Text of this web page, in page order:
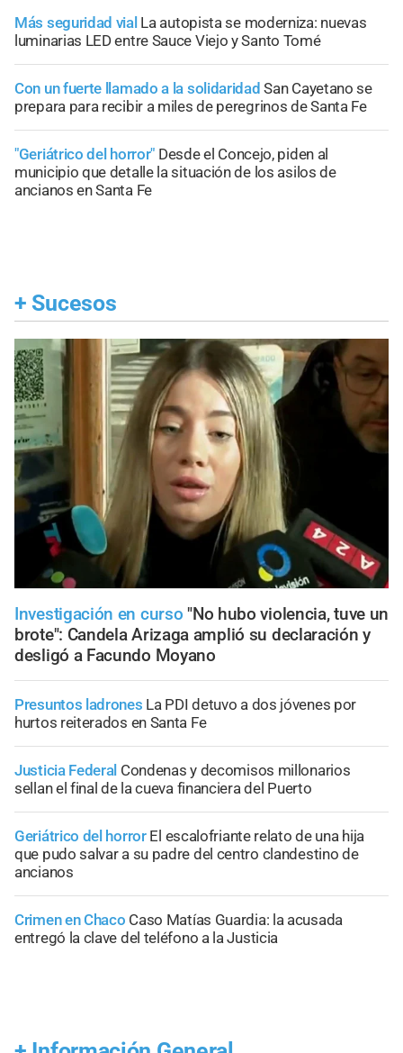
Más seguridad vial La autopista se moderniza: nuevas
luminarias LED entre Sauce Viejo y Santo Tomé
Con un fuerte llamado a la solidaridad San Cayetano se
prepara para recibir a miles de peregrinos de Santa Fe
"Geriátrico del horror" Desde el Concejo, piden al
municipio que detalle la situación de los asilos de
ancianos en Santa Fe
+ Sucesos
Investigación en curso "No hubo violencia, tuve un
brote": Candela Arizaga amplió su declaración y
desligó a Facundo Moyano
Presuntos ladrones La PDI detuvo a dos jóvenes por
hurtos reiterados en Santa Fe
Justicia Federal Condenas y decomisos millonarios
sellan el final de la cueva financiera del Puerto
Geriátrico del horror El escalofriante relato de una hija
que pudo salvar a su padre del centro clandestino de
ancianos
Crimen en Chaco Caso Matías Guardia: la acusada
entregó la clave del teléfono a la Justicia